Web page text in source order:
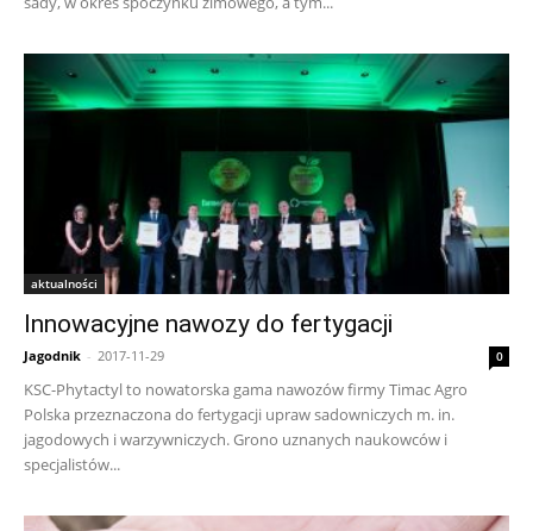
aktualności
Innowacyjne nawozy do fertygacji
Jagodnik - 2017-11-29 0
KSC-Phytactyl to nowatorska gama nawozów firmy Timac Agro
Polska przeznaczona do fertygacji upraw sadowniczych m. in.
jagodowych i warzywniczych. Grono uznanych naukowców i
specjalistów...